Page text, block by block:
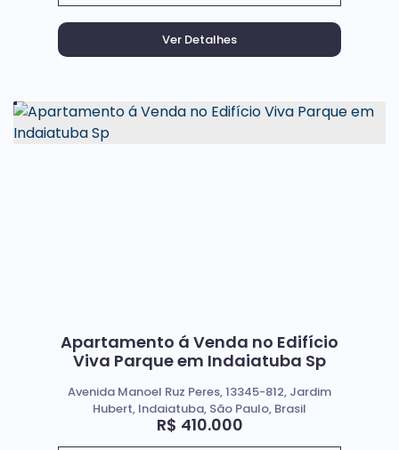
Apartamento á Venda no Edifício
Viva Parque em Indaiatuba Sp
R$ 410.000
Avenida Manoel Ruz Peres, 13345-812, Jardim
Hubert, Indaiatuba, São Paulo, Brasil